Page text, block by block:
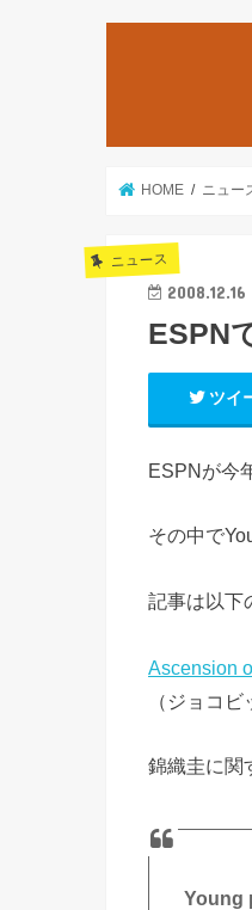
HOME ニュー
ニュース
2008.12.16
ESPN
ツイ
ESPNが今
その中で
記事は以下
Ascension
（ジョコ
錦織圭に関
Young